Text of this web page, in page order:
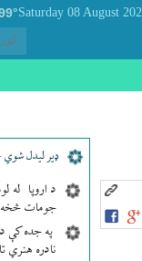
ډير لیدل شوي
د اروپا له
جومات څخه د
په جده کې
نادره هنري